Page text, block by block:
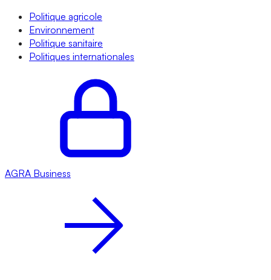
Politique agricole
Environnement
Politique sanitaire
Politiques internationales
AGRA Business